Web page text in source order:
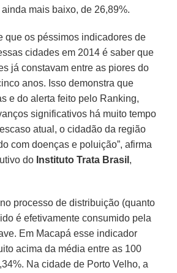
mais baixo, de 26,89%.
que os péssimos indicadores de
cidades em 2014 é saber que
já constavam entre as piores do
anos. Isso demonstra que
e do alerta feito pelo Ranking,
significativos há muito tempo
atual, o cidadão da região
com doenças e poluição”, afirma
do Instituto Trata Brasil ,
no processo de distribuição (quanto
é efetivamente consumido pela
Em Macapá esse indicador
acima da média entre as 100
Na cidade de Porto Velho, a